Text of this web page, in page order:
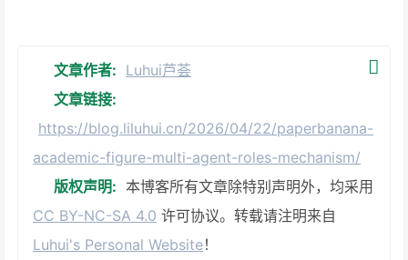
文章作者: Luhui芦荟
文章链接:
https://blog.liluhui.cn/2026/04/22/paperbanana-
academic-figure-multi-agent-roles-mechanism/
版权声明: 本博客所有文章除特别声明外，均采用
CC BY-NC-SA 4.0 许可协议。转载请注明来自
Luhui's Personal Website！